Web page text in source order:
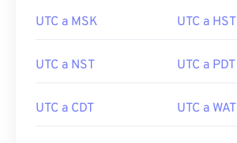
UTC a MSK UTC a HST
UTC a NST UTC a PDT
UTC a CDT UTC a WAT